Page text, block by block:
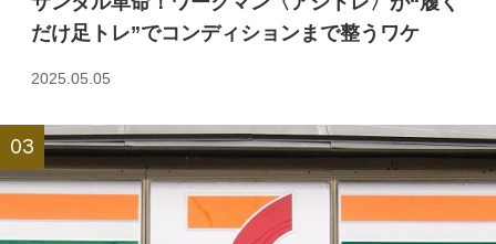
だけ足トレ”でコンディションまで整うワケ
2025.05.05